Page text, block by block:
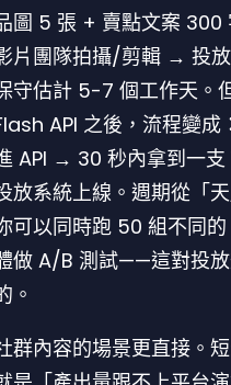
圖 5 張 + 賣點文案
片團隊拍攝/剪輯 → 投
守估計 5-7 個工作天。
API 之後，流程變
API → 30 秒內拿到一
放系統上線。週期從「
可以同時跑 50 組不同
做 A/B 測試——這對投
。
群內容的場景更直接。